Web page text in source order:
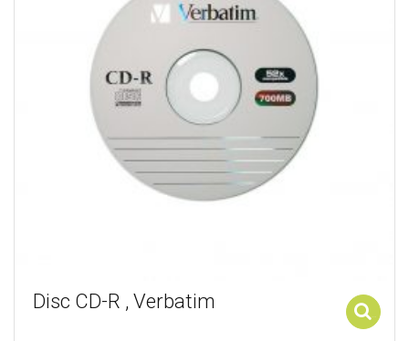
Disc CD-R , Verbatim